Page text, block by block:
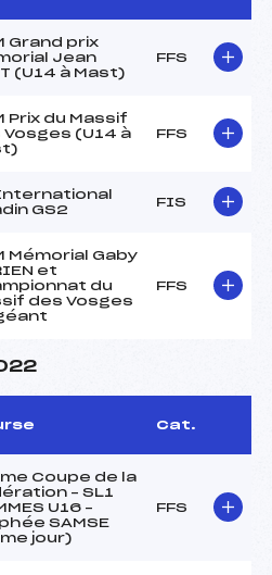
Grand prix
Jean
(U14 à Mast)
FFS
Prix du Massif
Vosges (U14 à
FFS
GS2
FIS
Mémorial Gaby
et
du
des Vosges
FFS
Cat.
Coupe de la
– SL1
U16 –
SAMSE
jour)
FFS